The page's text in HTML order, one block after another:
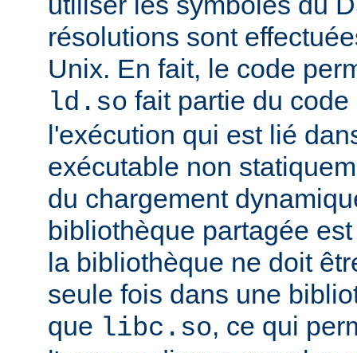
résolutions sont
Unix. En fait, le code
ld.so fait partie du
l'exécution qui est lié
exécutable non
du chargement
bibliothèque partagée
la bibliothèque ne doit
seule fois dans une
que libc.so, ce qui